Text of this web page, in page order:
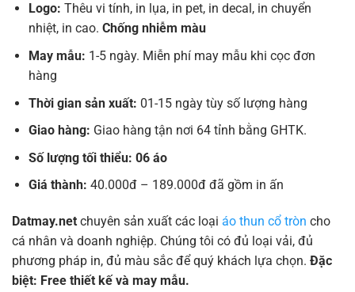
Logo: Thêu vi tính, in lụa, in pet, in decal, in chuyển
nhiệt, in cao. Chống nhiễm màu
May mẫu: 1-5 ngày. Miễn phí may mẫu khi cọc đơn
hàng
Thời gian sản xuất: 01-15 ngày tùy số lượng hàng
Giao hàng: Giao hàng tận nơi 64 tỉnh bằng GHTK.
Số lượng tối thiểu: 06 áo
Giá thành: 40.000đ – 189.000đ đã gồm in ấn
Datmay.net chuyên sản xuất các loại áo thun cổ tròn cho
cá nhân và doanh nghiệp. Chúng tôi có đủ loại vải, đủ
phương pháp in, đủ màu sắc để quý khách lựa chọn. Đặc
biệt: Free thiết kế và may mẫu.